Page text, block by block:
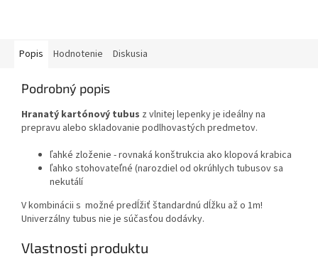
Popis Hodnotenie Diskusia
Podrobný popis
Hranatý kartónový tubus z vlnitej lepenky je ideálny na
prepravu alebo skladovanie podlhovastých predmetov.
ľahké zloženie - rovnaká konštrukcia ako klopová krabica
ľahko stohovateľné (narozdiel od okrúhlych tubusov sa
nekutálí
V kombinácii s možné predĺžiť štandardnú dĺžku až o 1m!
Univerzálny tubus nie je súčasťou dodávky.
Vlastnosti produktu